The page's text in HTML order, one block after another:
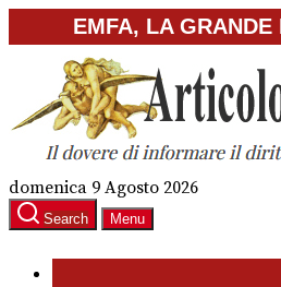
to
content
EMFA, LA GRANDE
domenica 9 Agosto 2026
Search Menu